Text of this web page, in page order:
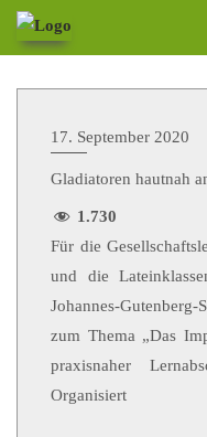
17. September 2020
Gladiatoren hautnah
1.730
Für die
und die
Johannes-
zum Thema „Das
praxisnaher
Organisiert